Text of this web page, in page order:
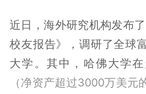
近日，海外研究机构发布
校友报告》，调研了全球
大学。其中，哈佛大学
（净资产超过3000万美元